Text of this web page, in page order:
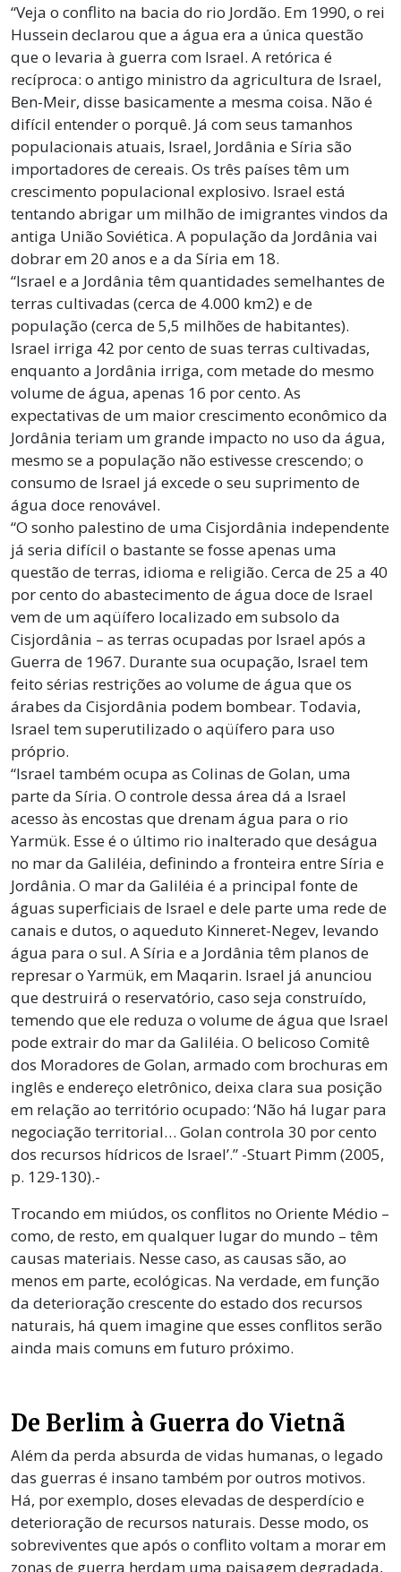
“Veja o conflito na bacia do rio Jordão. Em 1990, o rei
Hussein declarou que a água era a única questão
que o levaria à guerra com Israel. A retórica é
recíproca: o antigo ministro da agricultura de Israel,
Ben-Meir, disse basicamente a mesma coisa. Não é
difícil entender o porquê. Já com seus tamanhos
populacionais atuais, Israel, Jordânia e Síria são
importadores de cereais. Os três países têm um
crescimento populacional explosivo. Israel está
tentando abrigar um milhão de imigrantes vindos da
antiga União Soviética. A população da Jordânia vai
dobrar em 20 anos e a da Síria em 18.
“Israel e a Jordânia têm quantidades semelhantes de
terras cultivadas (cerca de 4.000 km2) e de
população (cerca de 5,5 milhões de habitantes).
Israel irriga 42 por cento de suas terras cultivadas,
enquanto a Jordânia irriga, com metade do mesmo
volume de água, apenas 16 por cento. As
expectativas de um maior crescimento econômico da
Jordânia teriam um grande impacto no uso da água,
mesmo se a população não estivesse crescendo; o
consumo de Israel já excede o seu suprimento de
água doce renovável.
“O sonho palestino de uma Cisjordânia independente
já seria difícil o bastante se fosse apenas uma
questão de terras, idioma e religião. Cerca de 25 a 40
por cento do abastecimento de água doce de Israel
vem de um aqüífero localizado em subsolo da
Cisjordânia – as terras ocupadas por Israel após a
Guerra de 1967. Durante sua ocupação, Israel tem
feito sérias restrições ao volume de água que os
árabes da Cisjordânia podem bombear. Todavia,
Israel tem superutilizado o aqüífero para uso
próprio.
“Israel também ocupa as Colinas de Golan, uma
parte da Síria. O controle dessa área dá a Israel
acesso às encostas que drenam água para o rio
Yarmük. Esse é o último rio inalterado que deságua
no mar da Galiléia, definindo a fronteira entre Síria e
Jordânia. O mar da Galiléia é a principal fonte de
águas superficiais de Israel e dele parte uma rede de
canais e dutos, o aqueduto Kinneret-Negev, levando
água para o sul. A Síria e a Jordânia têm planos de
represar o Yarmük, em Maqarin. Israel já anunciou
que destruirá o reservatório, caso seja construído,
temendo que ele reduza o volume de água que Israel
pode extrair do mar da Galiléia. O belicoso Comitê
dos Moradores de Golan, armado com brochuras em
inglês e endereço eletrônico, deixa clara sua posição
em relação ao território ocupado: ‘Não há lugar para
negociação territorial… Golan controla 30 por cento
dos recursos hídricos de Israel’.” -Stuart Pimm (2005,
p. 129-130).-
Trocando em miúdos, os conflitos no Oriente Médio –
como, de resto, em qualquer lugar do mundo – têm
causas materiais. Nesse caso, as causas são, ao
menos em parte, ecológicas. Na verdade, em função
da deterioração crescente do estado dos recursos
naturais, há quem imagine que esses conflitos serão
ainda mais comuns em futuro próximo.
De Berlim à Guerra do Vietnã
Além da perda absurda de vidas humanas, o legado
das guerras é insano também por outros motivos.
Há, por exemplo, doses elevadas de desperdício e
deterioração de recursos naturais. Desse modo, os
sobreviventes que após o conflito voltam a morar em
zonas de guerra herdam uma paisagem degradada,